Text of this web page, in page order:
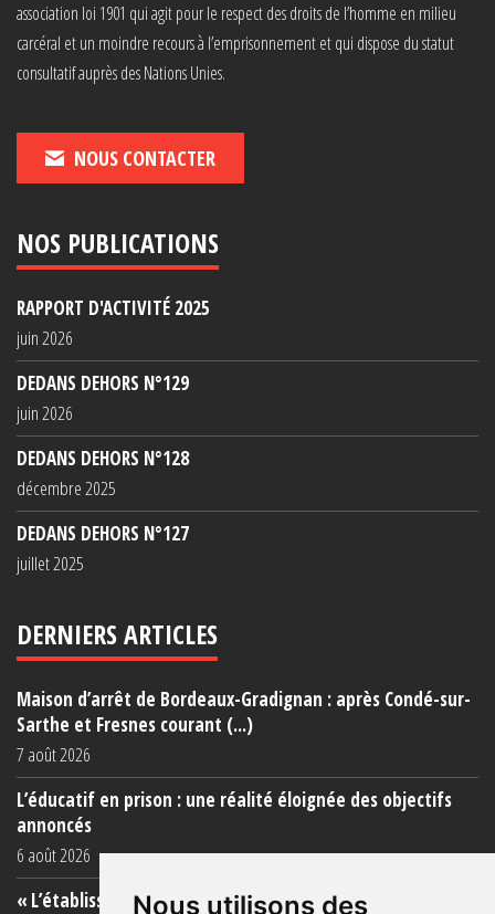
Nous utilisons des
association loi 1901 qui agit pour le respect des droits de l’homme en milieu
carcéral et un moindre recours à l’emprisonnement et qui dispose du statut
consultatif auprès des Nations Unies.
NOUS CONTACTER
NOS PUBLICATIONS
RAPPORT D'ACTIVITÉ 2025
juin 2026
DEDANS DEHORS N°129
juin 2026
DEDANS DEHORS N°128
décembre 2025
DEDANS DEHORS N°127
juillet 2025
DERNIERS ARTICLES
Maison d’arrêt de Bordeaux-Gradignan : après Condé-sur-
Sarthe et Fresnes courant (...)
7 août 2026
L’éducatif en prison : une réalité éloignée des objectifs
annoncés
6 août 2026
« L’établissement est une porcherie totale »